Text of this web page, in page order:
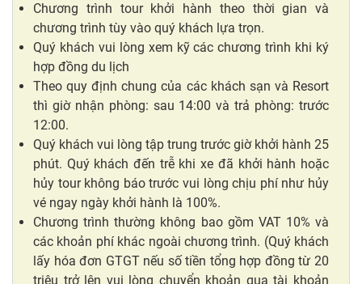
Chương trình tour khởi hành theo thời gian và
chương trình tùy vào quý khách lựa trọn.
Quý khách vui lòng xem kỹ các chương trình khi ký
hợp đồng du lịch
Theo quy định chung của các khách sạn và Resort
thì giờ nhận phòng: sau 14:00 và trả phòng: trước
12:00.
Quý khách vui lòng tập trung trước giờ khởi hành 25
phút. Quý khách đến trễ khi xe đã khởi hành hoặc
hủy tour không báo trước vui lòng chịu phí như hủy
vé ngay ngày khởi hành là 100%.
Chương trình thường không bao gồm VAT 10% và
các khoản phí khác ngoài chương trình. (Quý khách
lấy hóa đơn GTGT nếu số tiền tổng hợp đồng từ 20
triệu trở lên vui lòng chuyển khoản qua tài khoản